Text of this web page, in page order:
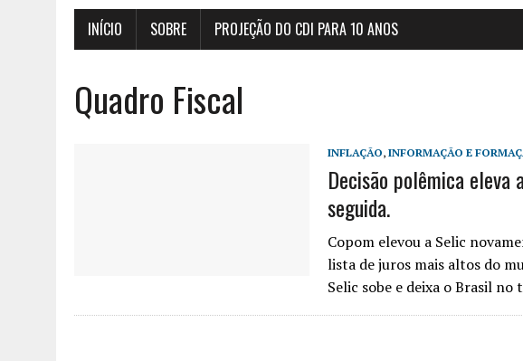
INÍCIO SOBRE PROJEÇÃO DO CDI PARA 10 ANOS
Quadro Fiscal
INFLAÇÃO, INFORMAÇÃO E
Decisão polêmica
seguida.
Copom elevou a Selic
lista de juros mais altos do
Selic sobe e deixa o Brasil